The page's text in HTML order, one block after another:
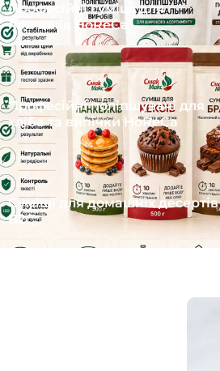
Професійні суміші для
пончиків HoReCa
Професійні поліпшувачі для
хліба та випічки HoReCa
Суміші для домашніх десертів
B2C